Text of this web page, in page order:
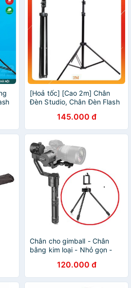
[Hoả tốc] [Cao 2m] Chân
Đèn Studio, Chân Đèn Flash
Chân Đèn Livestream
145.000 đ
Chân cho gimball - Chân
bằng kim loại - Nhỏ gọn -
120.000 đ